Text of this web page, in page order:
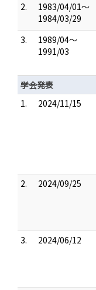
2.
1983/04/01～
1984/03/29
3.
1989/04～
1991/03
学会発表
1.
2024/11/15
2. 2024/09/25
3. 2024/06/12